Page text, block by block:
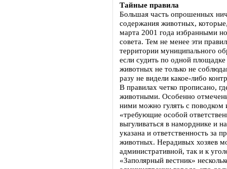
Тайные правила
Большая часть опрошенных
содержания животных,
марта 2001 года избранными
совета. Тем не менее эти
территории муниципального
если судить по одной
животных не только не
разу не видели какое-либо
В правилах четко прописано,
животными. Особенно
ними можно гулять с поводком
«требующие особой
выгуливаться в наморднике и
указана и ответственность за
животных. Нерадивых хозяев
административной, так и к
«Заполярный вестник»